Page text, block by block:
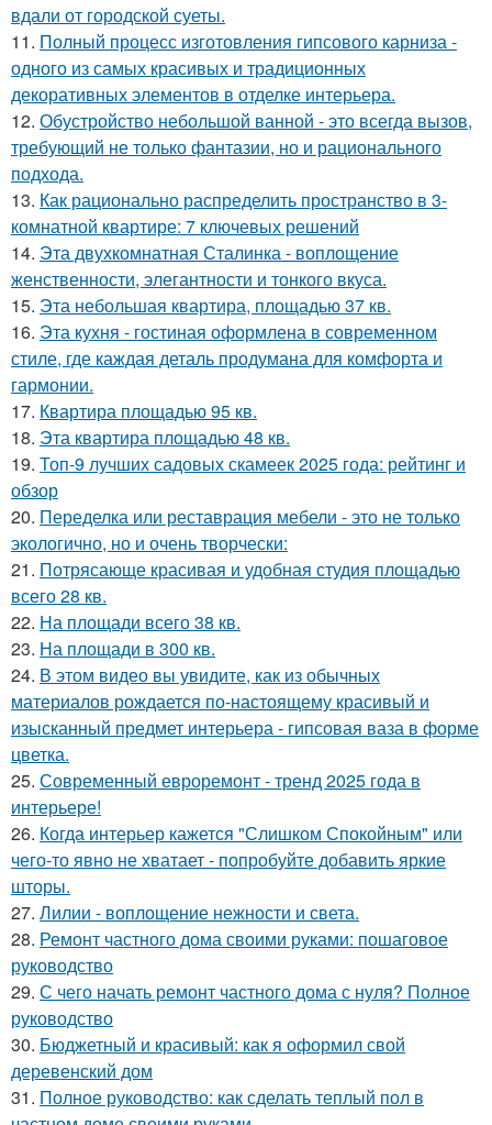
вдали от городской суеты.
11. Полный процесс изготовления гипсового карниза -
одного из самых красивых и традиционных
декоративных элементов в отделке интерьера.
12. Обустройство небольшой ванной - это всегда вызов,
требующий не только фантазии, но и рационального
подхода.
13. Как рационально распределить пространство в 3-
комнатной квартире: 7 ключевых решений
14. Эта двухкомнатная Сталинка - воплощение
женственности, элегантности и тонкого вкуса.
15. Эта небольшая квартира, площадью 37 кв.
16. Эта кухня - гостиная оформлена в современном
стиле, где каждая деталь продумана для комфорта и
гармонии.
17. Квартира площадью 95 кв.
18. Эта квартира площадью 48 кв.
19. Топ-9 лучших садовых скамеек 2025 года: рейтинг и
обзор
20. Переделка или реставрация мебели - это не только
экологично, но и очень творчески:
21. Потрясающе красивая и удобная студия площадью
всего 28 кв.
22. На площади всего 38 кв.
23. На площади в 300 кв.
24. В этом видео вы увидите, как из обычных
материалов рождается по-настоящему красивый и
изысканный предмет интерьера - гипсовая ваза в форме
цветка.
25. Современный евроремонт - тренд 2025 года в
интерьере!
26. Когда интерьер кажется "Слишком Спокойным" или
чего-то явно не хватает - попробуйте добавить яркие
шторы.
27. Лилии - воплощение нежности и света.
28. Ремонт частного дома своими руками: пошаговое
руководство
29. С чего начать ремонт частного дома с нуля? Полное
руководство
30. Бюджетный и красивый: как я оформил свой
деревенский дом
31. Полное руководство: как сделать теплый пол в